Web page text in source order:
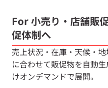
For 小売り・店舗販
促体制へ
売上状況・在庫・天候・
に合わせて販促物を自動
けオンデマンドで展開。